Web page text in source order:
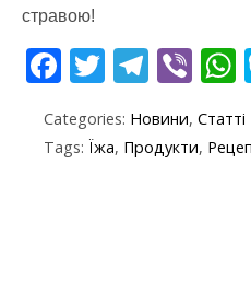
стравою!
F
e
b
T
itt
er
T
e
gr
Vi
er
Categories: Новини, Статті
Tags: Їжа, Продукти,